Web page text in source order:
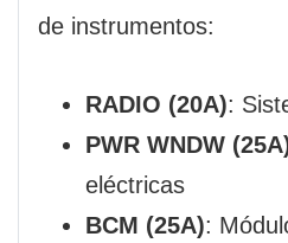
de instrumentos:
RADIO (20A):
PWR WNDW
eléctricas
BCM (25A):